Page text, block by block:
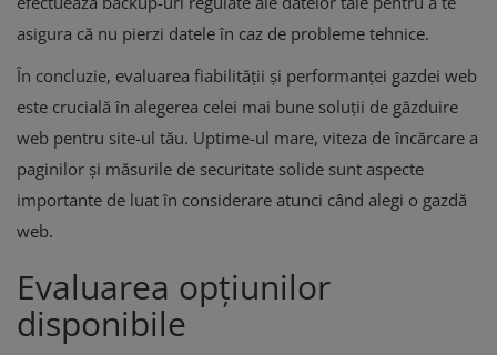
asigura că nu pierzi datele în caz de probleme tehnice.
În concluzie, evaluarea fiabilității și performanței gazdei web
este crucială în alegerea celei mai bune soluții de găzduire
web pentru site-ul tău. Uptime-ul mare, viteza de încărcare a
paginilor și măsurile de securitate solide sunt aspecte
importante de luat în considerare atunci când alegi o gazdă
web.
Evaluarea opțiunilor
disponibile